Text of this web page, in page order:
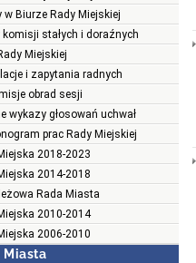
w Biurze Rady Miejskiej
komisji stałych i doraźnych
Miejskiej
i zapytania radnych
obrad sesji
wykazy głosowań uchwał
prac Rady Miejskiej
2018-2023
2014-2018
Rada Miasta
2010-2014
2006-2010
Miasta